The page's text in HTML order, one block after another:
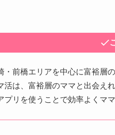
・前橋エリアを中心に富裕層
活は、富裕層のママと出会え
プリを使うことで効率よくマ